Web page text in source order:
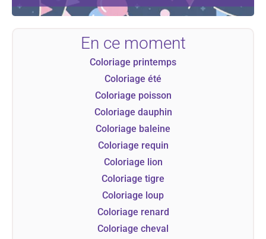
En ce moment
Coloriage printemps
Coloriage été
Coloriage poisson
Coloriage dauphin
Coloriage baleine
Coloriage requin
Coloriage lion
Coloriage tigre
Coloriage loup
Coloriage renard
Coloriage cheval